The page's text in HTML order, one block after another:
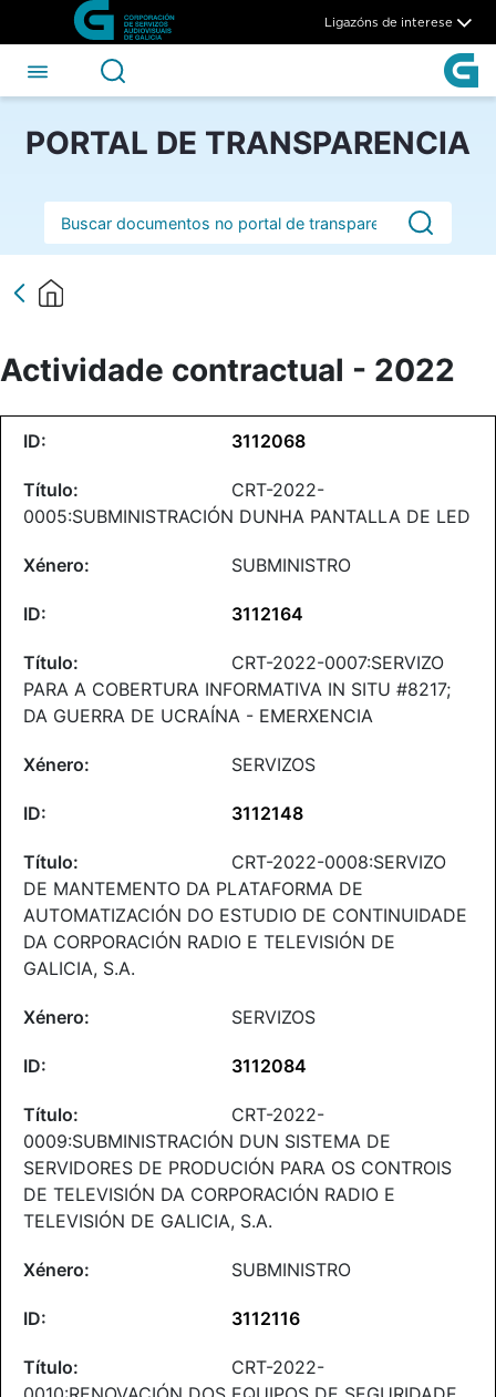
Skip to Main Content
Actividade contractual -
Ligazóns de interese
PORTAL DE TRANSPARENCIA
Barra de busca
Actividade contractual - 2022
3112068
CRT-2022-
0005:SUBMINISTRACIÓN DUNHA PANTALLA DE LED
SUBMINISTRO
3112164
CRT-2022-0007:SERVIZO
PARA A COBERTURA INFORMATIVA IN SITU #8217;
DA GUERRA DE UCRAÍNA - EMERXENCIA
SERVIZOS
3112148
CRT-2022-0008:SERVIZO
DE MANTEMENTO DA PLATAFORMA DE
AUTOMATIZACIÓN DO ESTUDIO DE CONTINUIDADE
DA CORPORACIÓN RADIO E TELEVISIÓN DE
GALICIA, S.A.
SERVIZOS
3112084
CRT-2022-
0009:SUBMINISTRACIÓN DUN SISTEMA DE
SERVIDORES DE PRODUCIÓN PARA OS CONTROIS
DE TELEVISIÓN DA CORPORACIÓN RADIO E
TELEVISIÓN DE GALICIA, S.A.
SUBMINISTRO
3112116
CRT-2022-